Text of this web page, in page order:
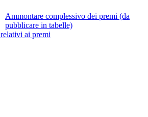
Ammontare complessivo dei premi (da
pubblicare in tabelle)
ai premi